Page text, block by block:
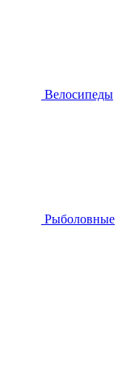
Велосипеды
Рыболовные